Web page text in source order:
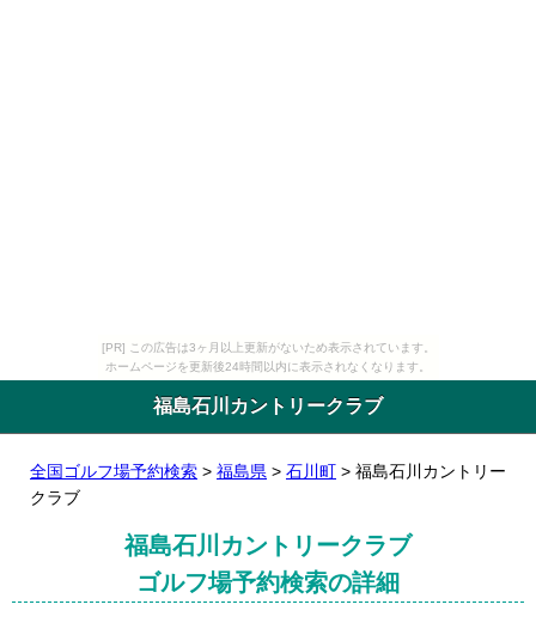
[PR] この広告は3ヶ月以上更新がないため表示されています。
ホームページを更新後24時間以内に表示されなくなります。
福島石川カントリークラブ
全国ゴルフ場予約検索 > 福島県 > 石川町 > 福島石川カントリー
クラブ
福島石川カントリークラブ
ゴルフ場予約検索の詳細